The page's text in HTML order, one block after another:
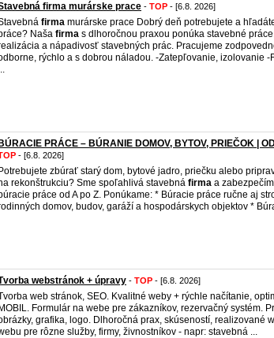
firma murárske prace - TOP - [6.8. 2026]
firma murárske prace Dobrý deň potrebujete a
Naša firma s dlhoročnou praxou ponúka stavebné
a nápadivosť stavebných prác. Pracujeme
rýchlo a s dobrou náladou. -Zatepľovanie, izolovanie -
BÚRACIE PRÁCE – BÚRANIE DOMOV, BYTOV, PRIEČOK |
- [6.8. 2026]
Potrebujete zbúrať starý dom, bytové jadro, priečku alebo
rekonštrukciu? Sme spoľahlivá stavebná firma a
práce od A po Z. Ponúkame: * Búracie práce ručne aj
domov, budov, garáží a hospodárskych objektov *
webstránok + úpravy - TOP - [6.8. 2026]
web stránok, SEO. Kvalitné weby + rýchle načítanie,
MOBIL. Formulár na webe pre zákazníkov, rezervačný systém.
grafika, logo. Dlhoročná prax, skúseností, realizované
pre rôzne služby, firmy, živnostníkov - napr: stavebná ...